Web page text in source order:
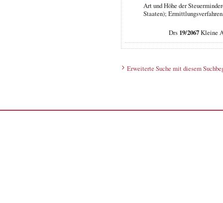
Art und Höhe der
Staaten);
Drs 19/2067Kleine
Erweiterte Suche mit diesem